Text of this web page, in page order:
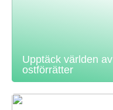
Upptäck världen av
ostförrätter